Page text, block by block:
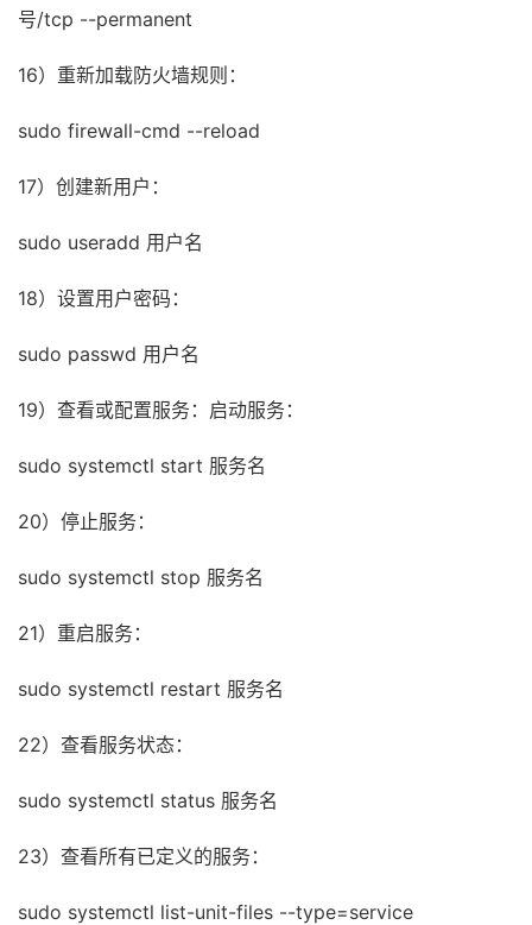
号/tcp --permanent
16）重新加载防火墙规则：
sudo firewall-cmd --reload
17）创建新用户：
sudo useradd 用户名
18）设置用户密码：
sudo passwd 用户名
19）查看或配置服务：启动服务：
sudo systemctl start 服务名
20）停止服务：
sudo systemctl stop 服务名
21）重启服务：
sudo systemctl restart 服务名
22）查看服务状态：
sudo systemctl status 服务名
23）查看所有已定义的服务：
sudo systemctl list-unit-files --type=service